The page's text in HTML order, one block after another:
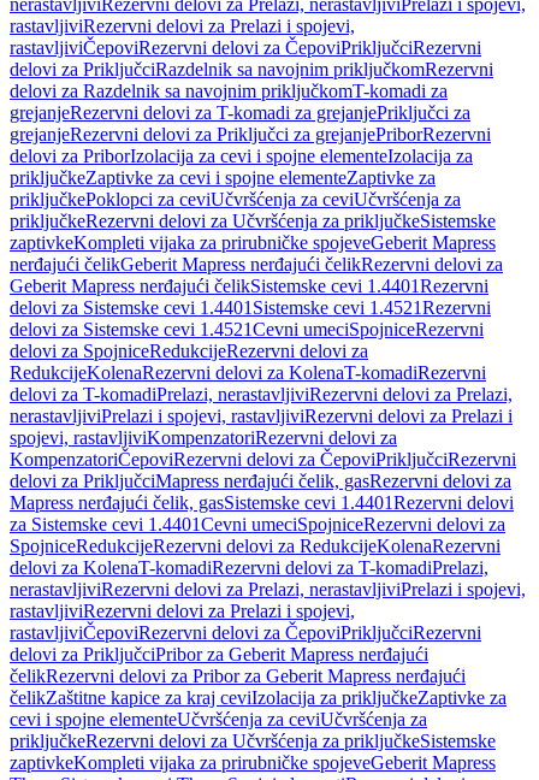
nerastavljiviRezervni delovi za Prelazi, nerastavljiviPrelazi i spojevi,
rastavljiviRezervni delovi za Prelazi i spojevi,
rastavljiviČepoviRezervni delovi za ČepoviPriključciRezervni
delovi za PriključciRazdelnik sa navojnim priključkomRezervni
delovi za Razdelnik sa navojnim priključkomT-komadi za
grejanjeRezervni delovi za T-komadi za grejanjePriključci za
grejanjeRezervni delovi za Priključci za grejanjePriborRezervni
delovi za PriborIzolacija za cevi i spojne elementeIzolacija za
priključkeZaptivke za cevi i spojne elementeZaptivke za
priključkePoklopci za ceviUčvršćenja za ceviUčvršćenja za
priključkeRezervni delovi za Učvršćenja za priključkeSistemske
zaptivkeKompleti vijaka za prirubničke spojeveGeberit Mapress
nerđajući čelikGeberit Mapress nerđajući čelikRezervni delovi za
Geberit Mapress nerđajući čelikSistemske cevi 1.4401Rezervni
delovi za Sistemske cevi 1.4401 Sistemske cevi 1.4521Rezervni
delovi za Sistemske cevi 1.4521Cevni umeciSpojniceRezervni
delovi za SpojniceRedukcijeRezervni delovi za
RedukcijeKolenaRezervni delovi za KolenaT-komadiRezervni
delovi za T-komadiPrelazi, nerastavljiviRezervni delovi za Prelazi,
nerastavljiviPrelazi i spojevi, rastavljiviRezervni delovi za Prelazi i
spojevi, rastavljiviKompenzatoriRezervni delovi za
KompenzatoriČepoviRezervni delovi za ČepoviPriključciRezervni
delovi za PriključciMapress nerđajući čelik, gasRezervni delovi za
Mapress nerđajući čelik, gasSistemske cevi 1.4401Rezervni delovi
za Sistemske cevi 1.4401Cevni umeciSpojniceRezervni delovi za
SpojniceRedukcijeRezervni delovi za RedukcijeKolenaRezervni
delovi za KolenaT-komadiRezervni delovi za T-komadiPrelazi,
nerastavljiviRezervni delovi za Prelazi, nerastavljiviPrelazi i spojevi,
rastavljiviRezervni delovi za Prelazi i spojevi,
rastavljiviČepoviRezervni delovi za ČepoviPriključciRezervni
delovi za PriključciPribor za Geberit Mapress nerđajući
čelikRezervni delovi za Pribor za Geberit Mapress nerđajući
čelikZaštitne kapice za kraj ceviIzolacija za priključkeZaptivke za
cevi i spojne elementeUčvršćenja za ceviUčvršćenja za
priključkeRezervni delovi za Učvršćenja za priključkeSistemske
zaptivkeKompleti vijaka za prirubničke spojeveGeberit Mapress